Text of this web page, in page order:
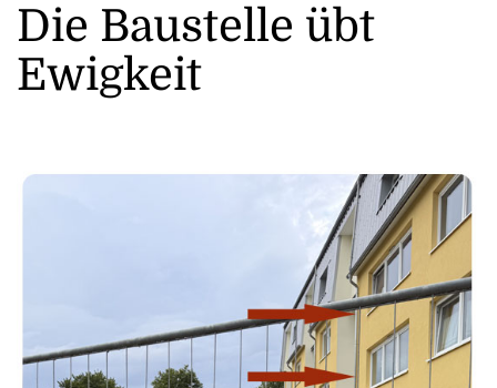
Die Baustelle übt
Ewigkeit